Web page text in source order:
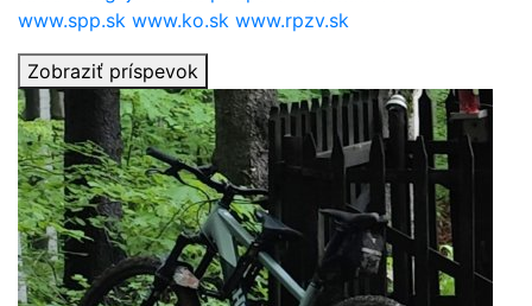
www.spp.sk www.ko.sk www.rpzv.sk
Zobraziť príspevok